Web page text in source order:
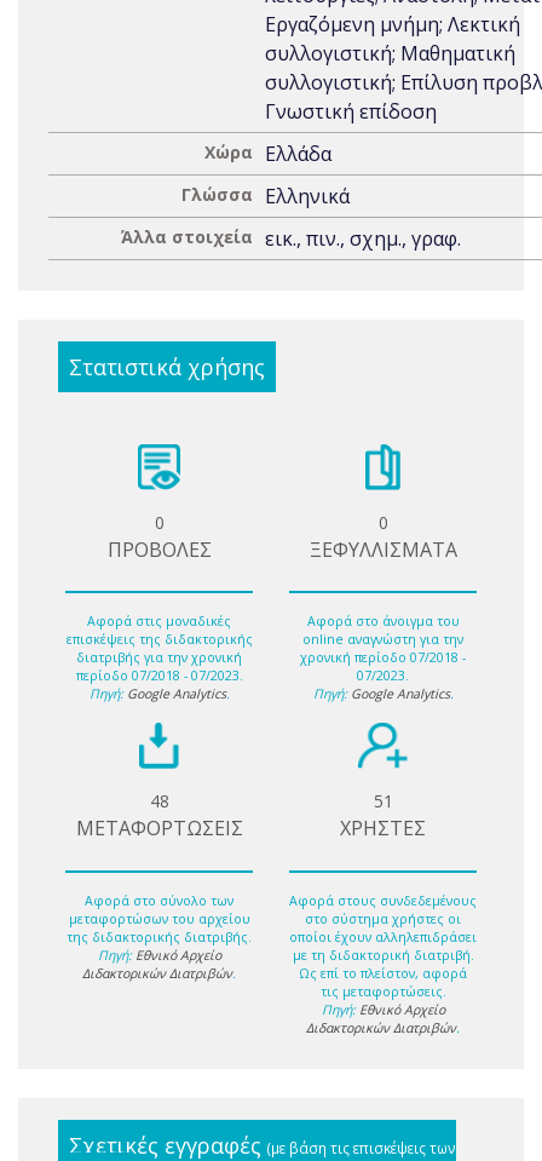
Εργαζόμενη μνήμη; Λεκτική
συλλογιστική; Μαθηματική
συλλογιστική; Επίλυση
Γνωστική επίδοση
Χώρα Ελλάδα
Γλώσσα Ελληνικά
Άλλα στοιχεία εικ., πιν., σχημ., γραφ.
Στατιστικά χρήσης
0
ΠΡΟΒΟΛΕΣ
Αφορά στις μοναδικές
επισκέψεις της διδακτορικής
διατριβής για την χρονική
περίοδο 07/2018 - 07/2023.
Πηγή: Google Analytics.
0
ΞΕΦΥΛΛΙΣΜΑΤΑ
Αφορά στο άνοιγμα του
online αναγνώστη για την
χρονική περίοδο 07/2018 -
07/2023.
Πηγή: Google Analytics.
48
ΜΕΤΑΦΟΡΤΩΣΕΙΣ
Αφορά στο σύνολο των
μεταφορτώσων του αρχείου
της διδακτορικής διατριβής.
Πηγή: Εθνικό Αρχείο
Διδακτορικών Διατριβών.
51
ΧΡΗΣΤΕΣ
Αφορά στους συνδεδεμένους
στο σύστημα χρήστες οι
οποίοι έχουν αλληλεπιδράσει
με τη διδακτορική διατριβή.
Ως επί το πλείστον, αφορά
τις μεταφορτώσεις.
Πηγή: Εθνικό Αρχείο
Διδακτορικών Διατριβών.
Σχετικές εγγραφές (με βάση τις επισκέψεις των